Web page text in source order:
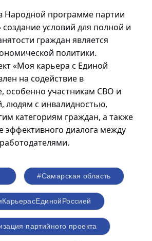
Народной программе партии
создание условий для полной и
граждан является
политики.
«Моя карьера с Единой
на содействие в
особенно участникам СВО и
людям с инвалидностью,
категориям граждан, а также
эффективного диалога между
#Самарская область
партийного проекта